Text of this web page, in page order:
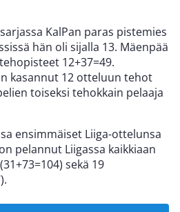
KalPan paras pistemies
hän oli sijalla 13. Mäenpää
12+37=49.
kasannut 12 otteluun tehot
toiseksi tehokkain pelaaja
ensimmäiset Liiga-ottelunsa
pelannut Liigassa kaikkiaan
sekä 19